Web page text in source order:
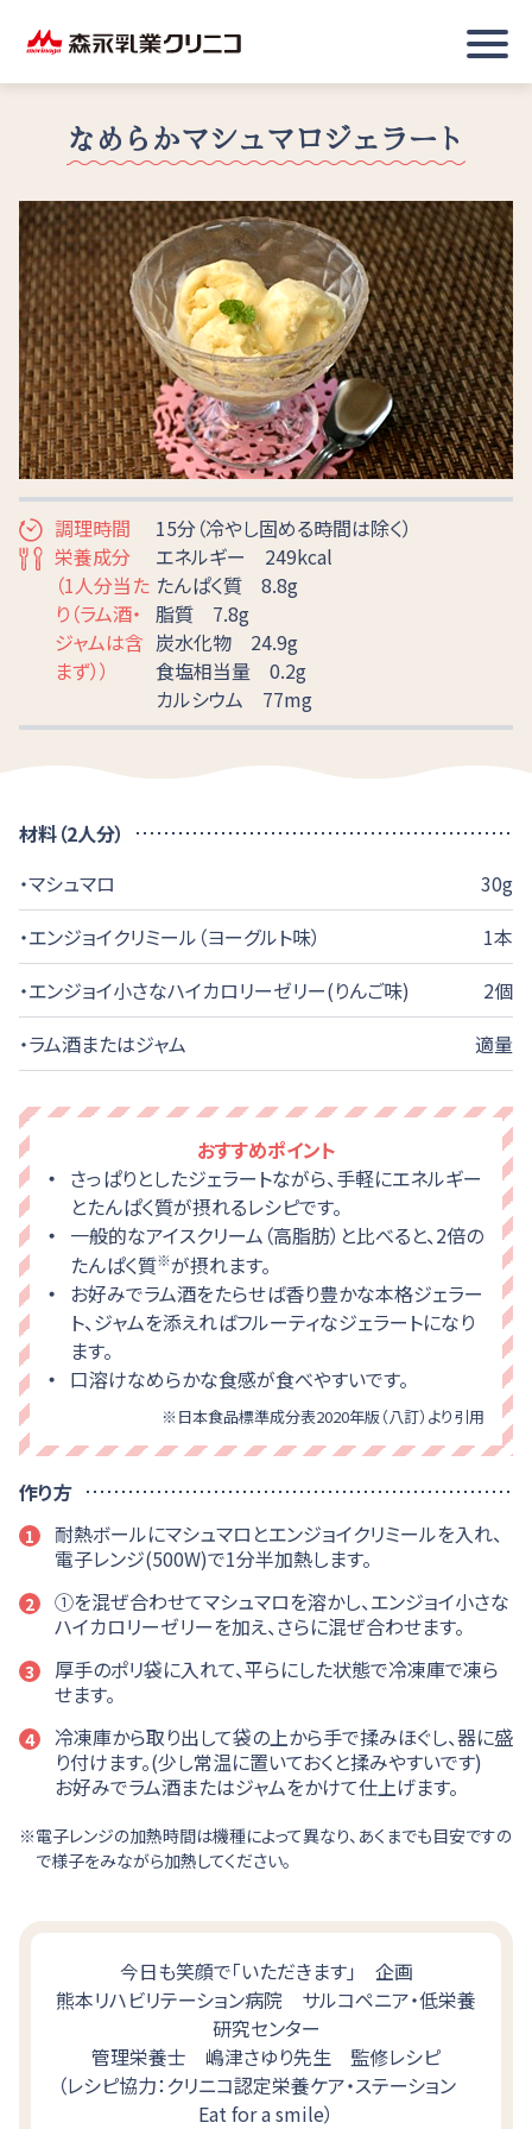
なめらかマシュマロジェラート
調理時間
15分（冷やし固める時間は除く）
栄養成分
（1人分当た
り（ラム酒・
ジャムは含
まず））
エネルギー 249kcal
たんぱく質 8.8g
脂質 7.8g
炭水化物 24.9g
食塩相当量 0.2g
カルシウム 77mg
材料（2人分）
・マシュマロ
30g
・エンジョイクリミール（ヨーグルト味）
1本
・エンジョイ小さなハイカロリーゼリー(りんご味)
2個
・ラム酒またはジャム
適量
おすすめポイント
さっぱりとしたジェラートながら、手軽にエネルギー
とたんぱく質が摂れるレシピです。
一般的なアイスクリーム（高脂肪）と比べると、2倍の
たんぱく質※が摂れます。
お好みでラム酒をたらせば香り豊かな本格ジェラー
ト、ジャムを添えればフルーティなジェラートになり
ます。
口溶けなめらかな食感が食べやすいです。
※日本食品標準成分表2020年版（八訂）より引用
作り方
1
耐熱ボールにマシュマロとエンジョイクリミールを入れ、
電子レンジ(500W)で1分半加熱します。
2
①を混ぜ合わせてマシュマロを溶かし、エンジョイ小さな
ハイカロリーゼリーを加え、さらに混ぜ合わせます。
3
厚手のポリ袋に入れて、平らにした状態で冷凍庫で凍ら
せます。
4
冷凍庫から取り出して袋の上から手で揉みほぐし、器に盛
り付けます。(少し常温に置いておくと揉みやすいです)
お好みでラム酒またはジャムをかけて仕上げます。
電子レンジの加熱時間は機種によって異なり、あくまでも目安ですの
で様子をみながら加熱してください。
今日も笑顔で「いただきます」 企画
熊本リハビリテーション病院 サルコペニア・低栄養
研究センター
管理栄養士 嶋津さゆり先生 監修レシピ
（レシピ協力：クリニコ認定栄養ケア・ステーション
Eat for a smile）